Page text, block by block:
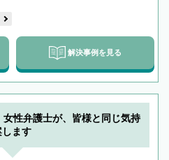
解決事例を見る
女性弁護士が、皆様と同じ気持
ます